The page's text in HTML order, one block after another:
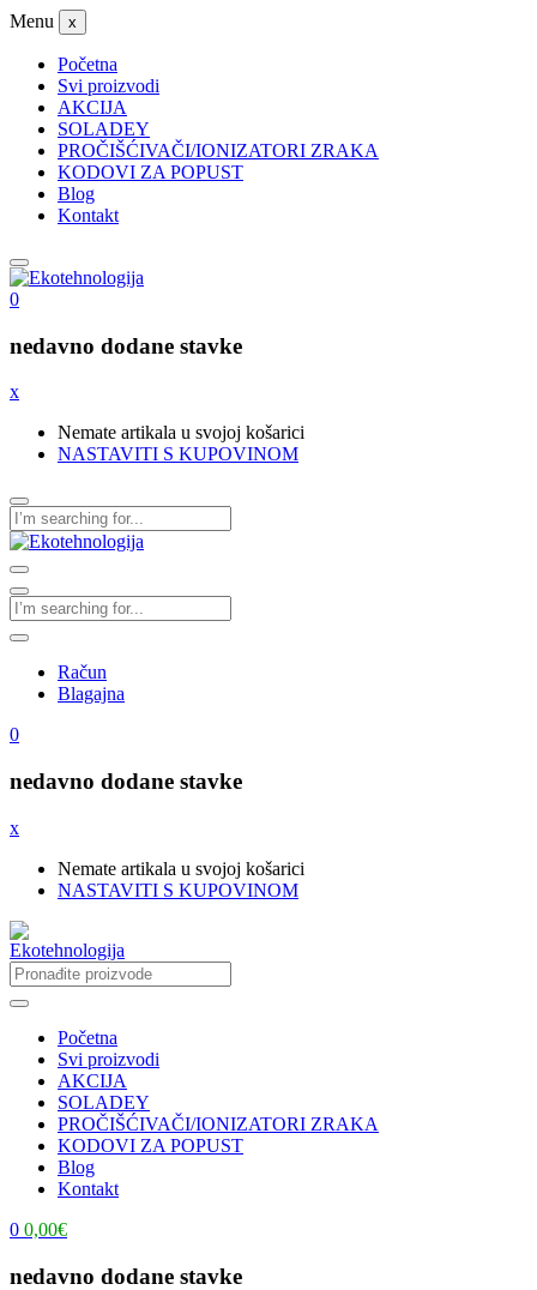
Menu x
Početna
Svi proizvodi
AKCIJA
SOLADEY
PROČIŠĆIVAČI/IONIZATORI ZRAKA
KODOVI ZA POPUST
Blog
Kontakt
0
nedavno dodane stavke
x
Nemate artikala u svojoj košarici
NASTAVITI S KUPOVINOM
Račun
Blagajna
0
nedavno dodane stavke
x
Nemate artikala u svojoj košarici
NASTAVITI S KUPOVINOM
Početna
Svi proizvodi
AKCIJA
SOLADEY
PROČIŠĆIVAČI/IONIZATORI ZRAKA
KODOVI ZA POPUST
Blog
Kontakt
0 0,00€
nedavno dodane stavke